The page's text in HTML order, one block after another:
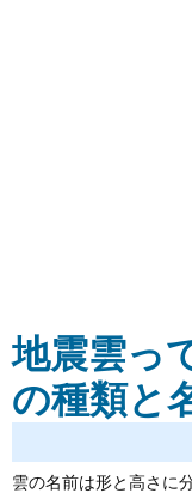
地震雲っ
の種類と
雲の名前は形と高さに